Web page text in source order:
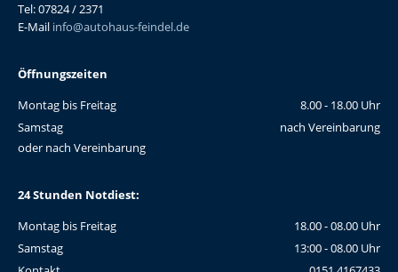
Tel: 07824 / 2371
E-Mail info@autohaus-feindel.de
Öffnungszeiten
Montag bis Freitag
8.00 - 18.00 Uhr
Samstag
nach Vereinbarung
oder nach Vereinbarung
24 Stunden Notdiest:
Montag bis Freitag
18.00 - 08.00 Uhr
Samstag
13:00 - 08.00 Uhr